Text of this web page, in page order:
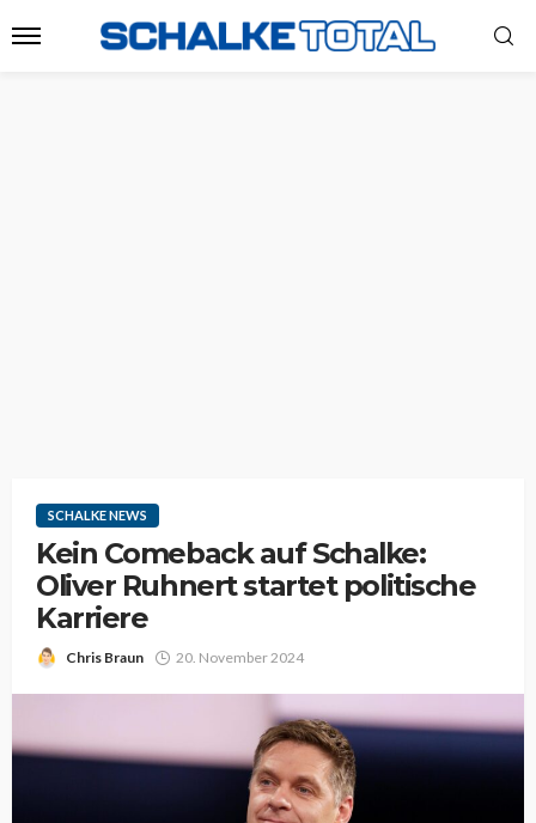
SCHALKE NEWS
Kein Comeback auf Schalke:
Oliver Ruhnert startet politische
Karriere
Chris Braun 20. November 2024